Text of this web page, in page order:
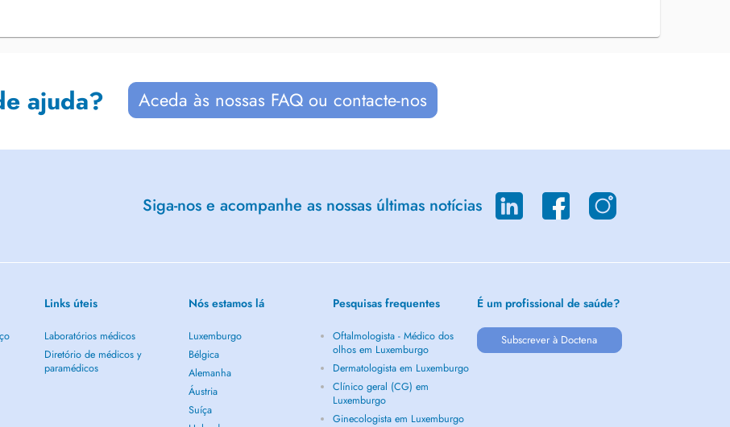
ajuda? Aceda às nossas FAQ ou contacte-nos
Siga-nos e acompanhe as nossas últimas notícias
Links úteis
Laboratórios médicos
Diretório de médicos y
paramédicos
Nós estamos lá
Luxemburgo
Bélgica
Alemanha
Áustria
Suíça
Pesquisas frequentes
Oftalmologista - Médico dos
olhos em Luxemburgo
Dermatologista em Luxemburgo
Clínico geral (CG) em
Luxemburgo
Ginecologista em Luxemburgo
É um profissional de saúde?
Subscrever à Doctena